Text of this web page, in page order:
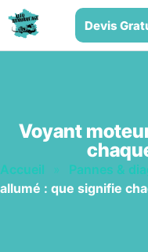
Devis
Voyant
Accueil » Pannes &
allumé : que signifie